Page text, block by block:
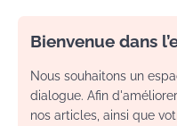
Bienvenue dans
Nous souhaitons un
dialogue. Afin
nos articles, ainsi que